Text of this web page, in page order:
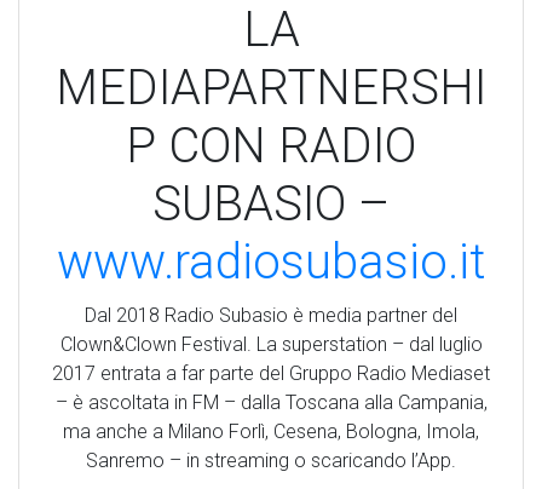
LA
MEDIAPARTNERSHI
P CON RADIO
SUBASIO –
www.radiosubasio.it
Dal 2018 Radio Subasio è media partner del
Clown&Clown Festival. La superstation – dal luglio
2017 entrata a far parte del Gruppo Radio Mediaset
– è ascoltata in FM – dalla Toscana alla Campania,
ma anche a Milano Forlì, Cesena, Bologna, Imola,
Sanremo – in streaming o scaricando l’App.